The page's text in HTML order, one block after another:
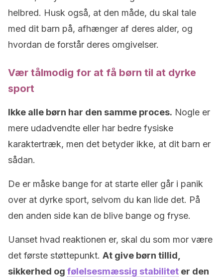
helbred. Husk også, at den måde, du skal tale
med dit barn på, afhænger af deres alder, og
hvordan de forstår deres omgivelser.
Vær tålmodig for at få børn til at dyrke
sport
Ikke alle børn har den samme proces. Nogle er
mere udadvendte eller har bedre fysiske
karaktertræk, men det betyder ikke, at dit barn er
sådan.
De er måske bange for at starte eller går i panik
over at dyrke sport, selvom du kan lide det. På
den anden side kan de blive bange og fryse.
Uanset hvad reaktionen er, skal du som mor være
det første støttepunkt. At give børn tillid,
sikkerhed og følelsesmæssig stabilitet er den